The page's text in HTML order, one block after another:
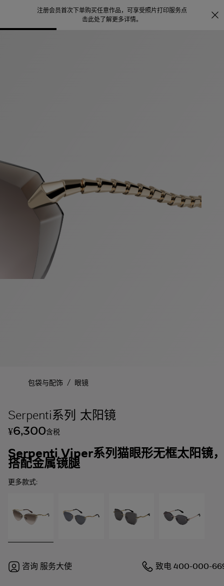
注册会员首次下单购买任意作品，可享受照片打印服务点
击此处了解更多详情。
包袋与配饰 / 眼镜
Serpenti系列 太阳镜
¥6,300含税
Serpenti Viper系列猫眼形无框太阳镜
搭配金属镜腿
更多款式:
咨询 服务大使 致电400-000-